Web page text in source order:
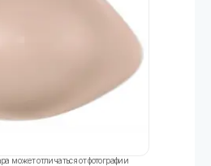
может отличаться от фотографии